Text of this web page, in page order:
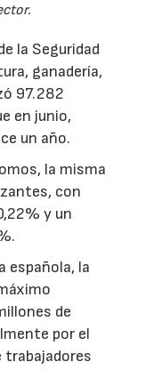
la Seguridad
ganadería,
97.282
en junio,
un año.
la misma
con
y un
española, la
de
por el